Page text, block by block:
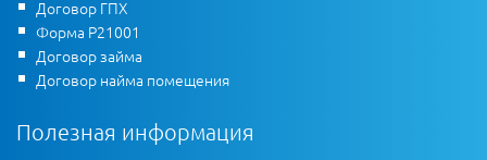
Договор ГПХ
Форма Р21001
Договор займа
Договор найма помещения
Полезная информация